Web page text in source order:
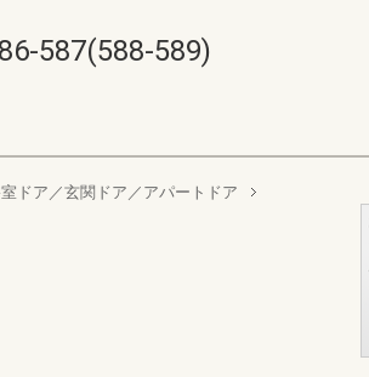
587(588-589)
ドア／玄関ドア／アパートドア